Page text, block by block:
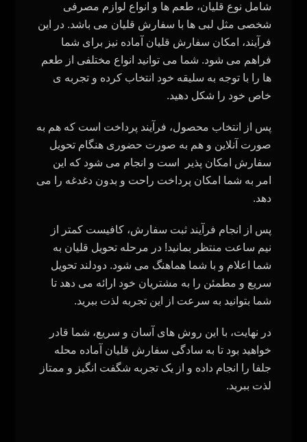
شامل نوع قلیان، طعم‌ ها و انواع لوازم مصرفی
شخصی مثل لبی ها با سفارش قلیان می‌ باشد. در این
فرآیند، امکان سفارش قلیان آماده نیز برای شما
فراهم می‌ شود. شما می‌ توانید انواع مختلفی از طعم‌
ها را با توجه به سلیقه خود انتخاب کرده و تجربه‌ ی
خاص خود را شکل دهید.
پس از انتخاب محصول، فرآیند پرداخت است که هم به
صورت آنلاین و هم به صورت حضوری هنگام تحویل
سفارش امکان پذیر
است و انجام می‌ شود که این
امر به شما امکان پرداخت راحت و بدون دغدغه را می‌
دهد.
پس از انجام فرآیند ثبت سفارش، کافیست کمتر از
نیم ساعت منتظر بمانید! در مرحله تحویل قلیان به
شما اعلام و با شما هماهنگ می‌ شود. دودلند تحویل
سریع و مطمئن را به مشتریان خود ارائه می‌ دهد تا
شما بتوانید به سرعت از این تجربه لذت ببرید.
در نهایت، با این روش‌ های آسان و سریع، شما قادر
خواهید بود تا به سادگی سفارش قلیان آماده محله
جلفا را انجام داده و از یک تجربه شگفت‌ انگیز و ممتاز
لذت ببرید.